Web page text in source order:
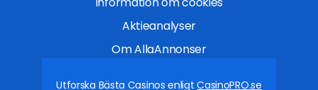
Aktieanalyser
Om AllaAnnonser
Utforska Bästa Casinos enligtCasinoPRO.se